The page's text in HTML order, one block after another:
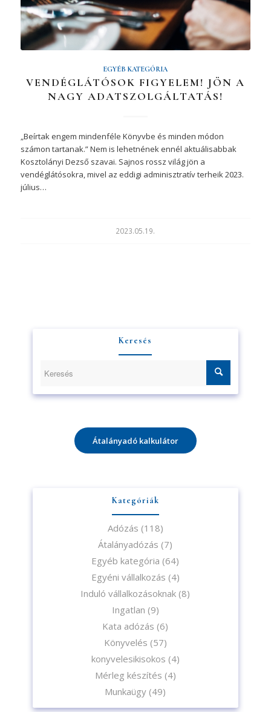
EGYÉB KATEGÓRIA
VENDÉGLÁTÓSOK FIGYELEM! JÖN A
NAGY ADATSZOLGÁLTATÁS!
„Beírtak engem mindenféle Könyvbe és minden módon
számon tartanak.” Nem is lehetnének ennél aktuálisabbak
Kosztolányi Dezső szavai. Sajnos rossz világ jön a
vendéglátósokra, mivel az eddigi adminisztratív terheik 2023.
július…
2023.05.19.
Keresés
Átalányadó kalkulátor
Kategóriák
Adózás (118)
Átalányadózás (7)
Egyéb kategória (64)
Egyéni vállalkozás (4)
Induló vállalkozásoknak (8)
Ingatlan (9)
Kata adózás (6)
Könyvelés (57)
konyvelesikisokos (4)
Mérleg készítés (4)
Munkaügy (49)